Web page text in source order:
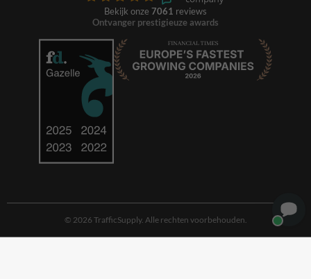
Bekijk onze 7061 reviews
Ontvanger prestigieuze awards
© 2026 TrafficSupply. Alle rechten voorbehouden.